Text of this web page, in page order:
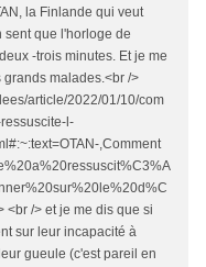
la Finlande qui veut
sent que l'horloge de
-trois minutes. Et je me
malades.<br />
article/2022/01/10/com
l-
,Comment
<br /> et je me dis que si
sur leur incapacité à
gueule (c'est pareil en